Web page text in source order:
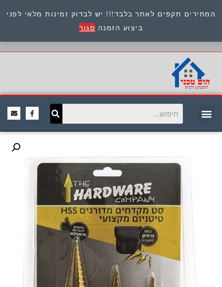
המחירים תקפים לאתר בלבד!!! יש לבדוק זמינות מלאי לפני
ביצוע הזמנה סגור
כתובת : היוזמים 9 אור יהודה שירות לקוחות 054-
8945722